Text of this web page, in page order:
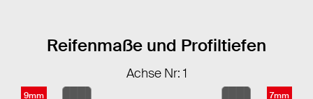
Reifenmaße und Profiltiefen
Achse Nr: 1
9mm 7mm